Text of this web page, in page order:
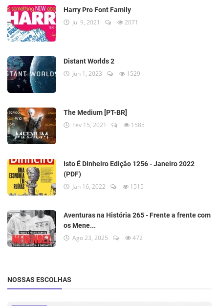
Harry Pro Font Family
Jul 9, 2021 2071
Distant Worlds 2
Jun 1, 2023 1529
The Medium [PT-BR]
Fev 15, 2021 1585
Isto É Dinheiro Edição 1256 - Janeiro 2022
(PDF)
Jan 16, 2022 1515
Aventuras na História 265 - Frente a frente com
os Mene...
Ago 23, 2025 472
NOSSAS ESCOLHAS